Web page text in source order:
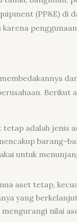
(PP&E) di
Berikut
tetap adalah jenis
barang-
untuk
aset tetap,
yang
nilai